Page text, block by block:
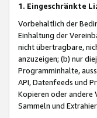
1. Eingeschränkte
Vorbehaltlich der
Einhaltung der
nicht übertragbare,
anzuzeigen; (b) nur
Programminhalte,
API, Datenfeeds und
Kopieren oder andere
Sammeln und